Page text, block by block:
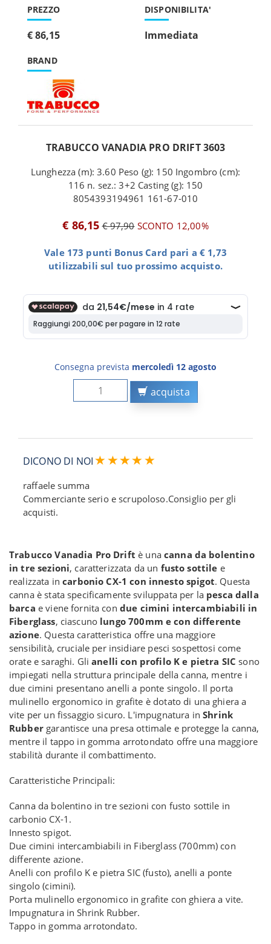
PREZZO
€ 86,15
BRAND
DISPONIBILITA'
Immediata
TRABUCCO VANADIA PRO DRIFT 3603
Lunghezza (m): 3.60 Peso (g): 150 Ingombro (cm):
116 n. sez.: 3+2 Casting (g): 150
8054393194961 161-67-010
€ 86,15 € 97,90SCONTO 12,00%
Vale 173 punti Bonus Card pari a € 1,73
utilizzabili sul tuo prossimo acquisto.
Consegna prevista mercoledì 12 agosto
acquista
DICONO DI NOI
raffaele summa
Commerciante serio e scrupoloso.Consiglio per gli
acquisti.
Trabucco Vanadia Pro Drift è una canna da bolentino
in tre sezioni, caratterizzata da un fusto sottile e
realizzata incarbonio CX-1 con innesto spigot. Questa
canna è stata specificamente sviluppata per la pesca dalla
barca e viene fornita con due cimini intercambiabili in
Fiberglass, ciascuno lungo 700mm e con differente
azione. Questa caratteristica offre una maggiore
sensibilità, cruciale per insidiare pesci sospettosi come
orate e saraghi. Glianelli con profilo K e pietra SIC sono
impiegati nella struttura principale della canna, mentre i
due cimini presentano anelli a ponte singolo. Il porta
mulinello ergonomico in grafite è dotato di una ghiera a
vite per un fissaggio sicuro. L'impugnatura inShrink
Rubbergarantisce una presa ottimale e protegge la canna,
mentre il tappo in gomma arrotondato offre una maggiore
stabilità durante il combattimento.
Caratteristiche Principali:
Canna da bolentino in tre sezioni con fusto sottile in
carbonio CX-1.
Innesto spigot.
Due cimini intercambiabili in Fiberglass (700mm) con
differente azione.
Anelli con profilo K e pietra SIC (fusto), anelli a ponte
singolo (cimini).
Porta mulinello ergonomico in grafite con ghiera a vite.
Impugnatura in Shrink Rubber.
Tappo in gomma arrotondato.